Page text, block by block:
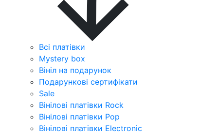
Всі платівки
Mystery box
Вініл на подарунок
Подарункові сертифікати
Sale
Вінілові платівки Rock
Вінілові платівки Pop
Вінілові платівки Electronic